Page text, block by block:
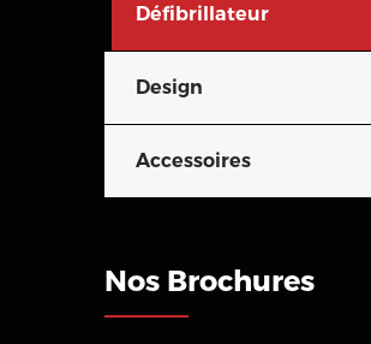
Défibrillateur
Design
Accessoires
Nos Brochures